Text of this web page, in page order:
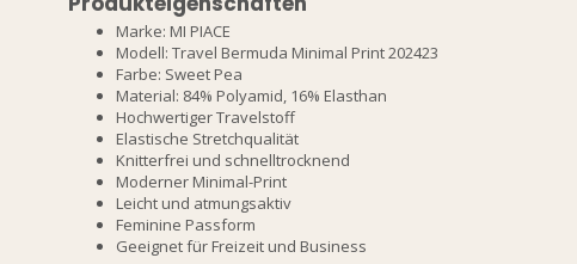
Marke: MI PIACE
Modell: Travel Bermuda Minimal Print 202423
Farbe: Sweet Pea
Material: 84% Polyamid, 16% Elasthan
Hochwertiger Travelstoff
Elastische Stretchqualität
Knitterfrei und schnelltrocknend
Moderner Minimal-Print
Leicht und atmungsaktiv
Feminine Passform
Geeignet für Freizeit und Business